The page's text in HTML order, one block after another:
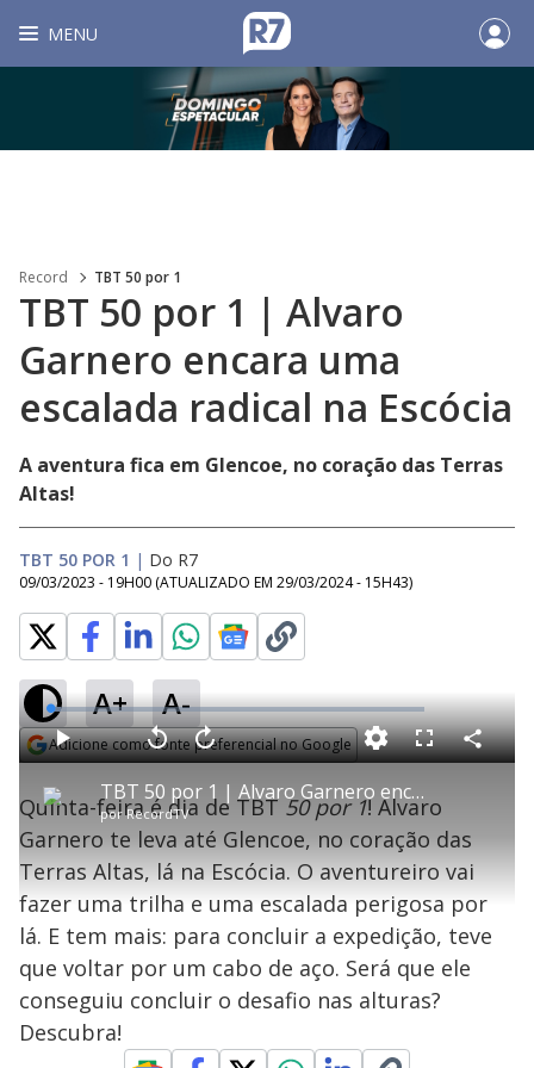
MENU
Record TBT 50 por 1
TBT 50 por 1 | Alvaro
Garnero encara uma
escalada radical na Escócia
A aventura fica em Glencoe, no coração das Terras
Altas!
TBT 50 POR 1 | Do R7
09/03/2023 - 19H00 (ATUALIZADO EM 29/03/2024 - 15H43)
A+ A-
Adicione como fonte preferencial no Google
P
l
a
y
TBT 50 por 1 | Alvaro Garnero encara uma escalada radical na Escócia
porRecordTV
P V
l
t
a
r
0
e
g
n
d
s
A
n
1
s
e
u
n
o
s
M
u
L
o
a
d
e
:
2
.
7
5
%
F
s
e
n
C
o
h
Quinta-feira é dia de TBT 50 por 1! Alvaro
Garnero te leva até Glencoe, no coração das
Terras Altas, lá na Escócia. O aventureiro vai
fazer uma trilha e uma escalada perigosa por
lá. E tem mais: para concluir a expedição, teve
que voltar por um cabo de aço. Será que ele
conseguiu concluir o desafio nas alturas?
Descubra!